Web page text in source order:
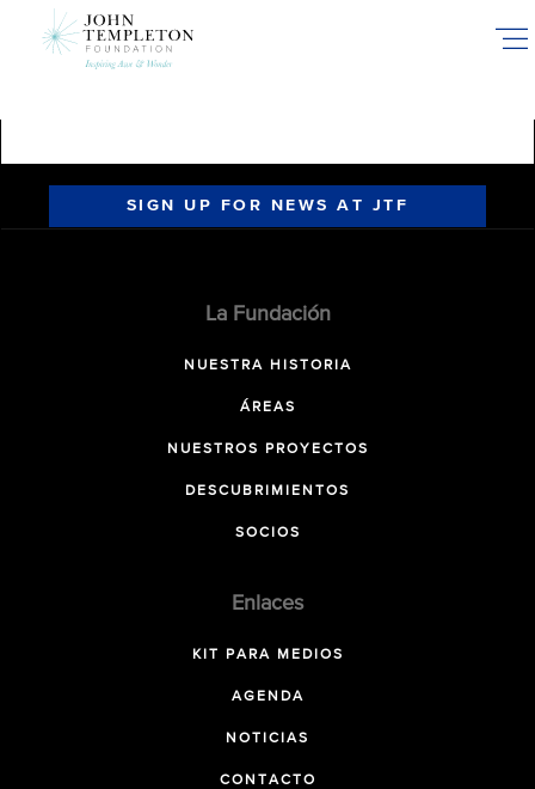
SIGN UP FOR NEWS AT JTF
La Fundación
NUESTRA HISTORIA
ÁREAS
NUESTROS PROYECTOS
DESCUBRIMIENTOS
SOCIOS
Enlaces
KIT PARA MEDIOS
AGENDA
NOTICIAS
CONTACTO